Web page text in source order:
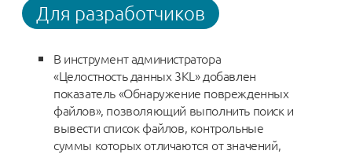
Для разработчиков
В инструмент администратора
«Целостность данных 3KL» добавлен
показатель «Обнаружение поврежденных
файлов», позволяющий выполнить поиск и
вывести список файлов, контрольные
суммы которых отличаются от значений,